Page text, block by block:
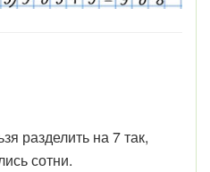
разделить на 7 так,
сотни.